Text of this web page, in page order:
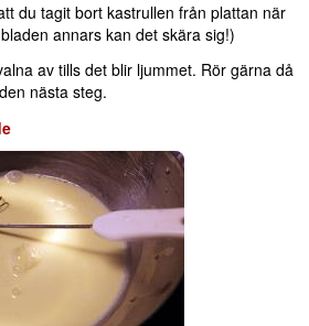
du tagit bort kastrullen från plattan när
annars kan det skära sig!)
av tills det blir ljummet. Rör gärna då
nästa steg.